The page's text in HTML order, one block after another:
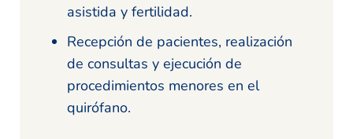
asistida y fertilidad.
Recepción de pacientes, realización
de consultas y ejecución de
procedimientos menores en el
quirófano.